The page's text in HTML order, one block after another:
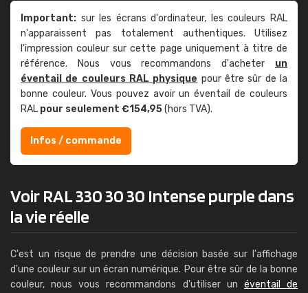
Important: sur les écrans d'ordinateur, les couleurs RAL
n'apparaissent pas totalement authentiques. Utilisez
l'impression couleur sur cette page uniquement à titre de
référence. Nous vous recommandons d'acheter un
éventail de couleurs RAL physique pour être sûr de la
bonne couleur. Vous pouvez avoir un éventail de couleurs
RAL pour seulement €154,95(hors TVA).
Infos / commande
Voir RAL 330 30 30 Intense purple dans
la vie réelle
C'est un risque de prendre une décision basée sur l'affichage
d'une couleur sur un écran numérique. Pour être sûr de la bonne
couleur, nous vous recommandons d'utiliser un éventail de